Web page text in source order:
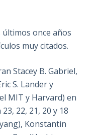
once años
muy citados.
Stacey B. Gabriel,
S. Lander y
MIT y Harvard) en
22, 21, 20 y 18
Konstantin